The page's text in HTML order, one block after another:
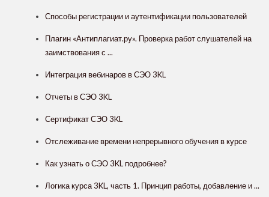
Способы регистрации и аутентификации пользователей
Плагин «Антиплагиат.ру». Проверка работ слушателей на
заимствования с ...
Интеграция вебинаров в СЭО 3KL
Отчеты в СЭО 3KL
Сертификат СЭО 3KL
Отслеживание времени непрерывного обучения в курсе
Как узнать о СЭО 3KL подробнее?
Логика курса 3KL, часть 1. Принцип работы, добавление и ...